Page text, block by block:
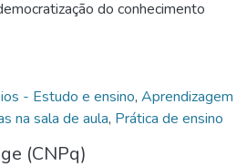
do conhecimento
- Estudo e ensino, Aprendizagem
na sala de aula, Prática de ensino
(CNPq)